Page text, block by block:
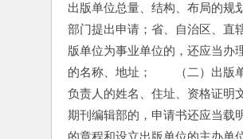
出版单位总量、结构、布局的规
部门提出申请；省、自治区、直
版单位为事业单位的，还应当办
的名称、地址；　　（二）出版
负责人的姓名、住址、资格证明
期刊编辑部的，申请书还应当载
的章程和设立出版单位的主办单